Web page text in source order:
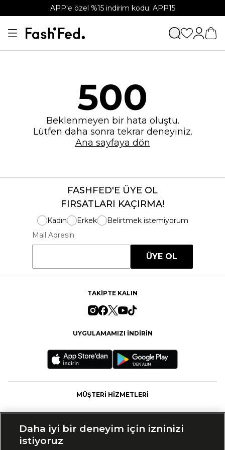
APP'e özel %15 indirim kodu: APP15
500
Beklenmeyen bir hata oluştu.
Lütfen daha sonra tekrar deneyiniz.
Ana sayfaya dön
FASHFED'E ÜYE OL
FIRSATLARI KAÇIRMA!
Kadın Erkek
Belirtmek istemiyorum
Mail Adresin
ÜYE OL
TAKİPTE KALIN
UYGULAMAMIZI İNDİRİN
MÜŞTERİ HİZMETLERİ
Daha iyi bir deneyim için izninizi
istiyoruz